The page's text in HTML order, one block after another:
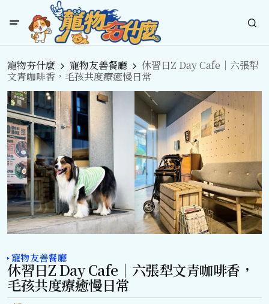
寵物夯什麼 寵物友善餐廳
休習日Z Day Cafe｜六張犁
文青咖啡香，毛孩共度療癒慢日常
寵物友善餐廳
休習日Z Day Cafe｜六張犁文青咖啡香，
毛孩共度療癒慢日常